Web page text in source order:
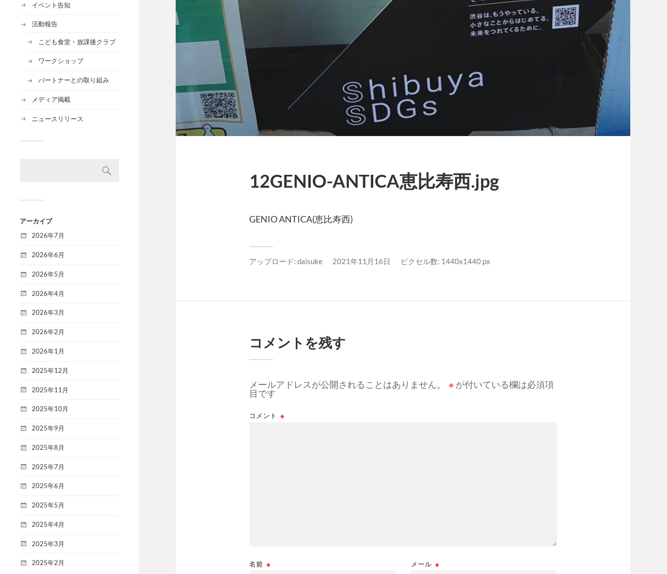
イベント告知
活動報告
こども食堂・放課後クラブ
ワークショップ
パートナーとの取り組み
メディア掲載
ニュースリリース
アーカイブ
2026年7月
2026年6月
2026年5月
2026年4月
2026年3月
2026年2月
2026年1月
2025年12月
2025年11月
2025年10月
2025年9月
2025年8月
2025年7月
2025年6月
2025年5月
2025年4月
2025年3月
2025年2月
12GENIO-ANTICA恵比寿西.jpg
GENIO ANTICA(恵比寿西)
アップロード: daisuke 2021年11月16日 ピクセル数: 1440x1440 px
コメントを残す
メールアドレスが公開されることはありません。 ※ が付いている欄は必須項
目です
コメント ※
名前 ※ メール ※